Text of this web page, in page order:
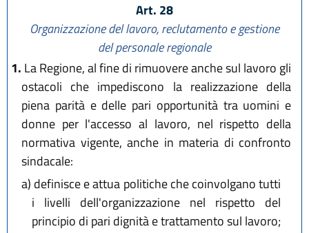
Art. 28
Organizzazione del lavoro, reclutamento e gestione
del personale regionale
1. La Regione, al fine di rimuovere anche sul lavoro gli
ostacoli che impediscono la realizzazione della
piena parità e delle pari opportunità tra uomini e
donne per l'accesso al lavoro, nel rispetto della
normativa vigente, anche in materia di confronto
sindacale:
a) definisce e attua politiche che coinvolgano tutti
i livelli dell'organizzazione nel rispetto del
principio di pari dignità e trattamento sul lavoro;